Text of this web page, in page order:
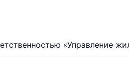
«Управление